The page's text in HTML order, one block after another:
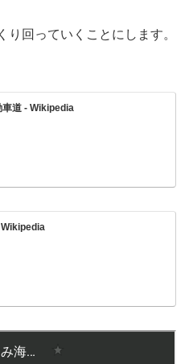
回っていくことにします。
車道 - Wikipedia